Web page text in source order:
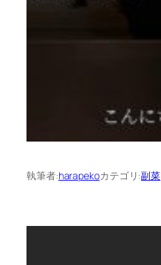
執筆者:harapekoカテゴリ:副菜